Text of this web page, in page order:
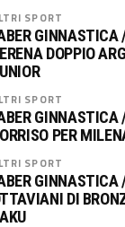
SPORT
GINNASTICA
DOPPIO
SPORT
GINNASTICA
PER
SPORT
GINNASTICA
DI